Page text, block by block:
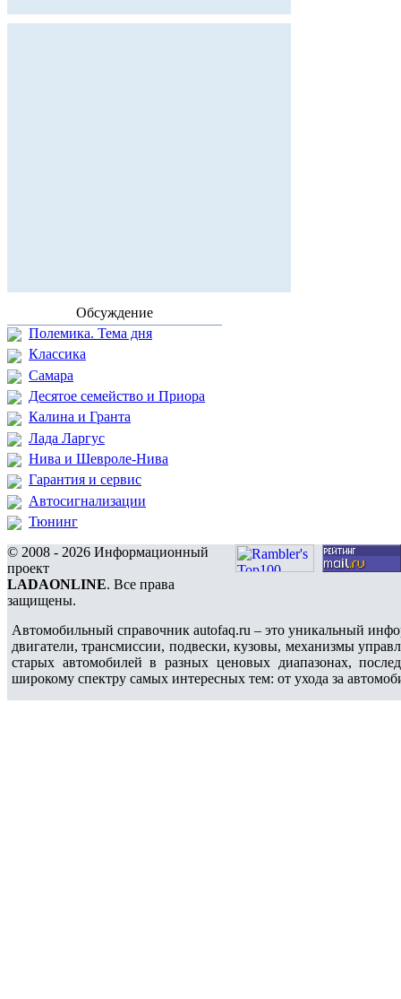
Обсуждение
Полемика. Тема дня
Классика
Самара
Десятое семейство и Приора
Калина и Гранта
Лада Ларгус
Нива и Шевроле-Нива
Гарантия и сервис
Автосигнализации
Тюнинг
© 2008 - 2026 Информационный
проект
LADAONLINE. Все права
защищены.
Автомобильный справочник autofaq.ru – это уникальный
двигатели, трансмиссии, подвески, кузовы, механизмы
старых автомобилей в разных ценовых диапазонах,
широкому спектру самых интересных тем: от ухода за